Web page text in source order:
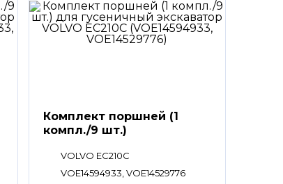
Комплект поршней (1
компл./9 шт.)
VOLVO EC210C
VOE14594933, VOE14529776